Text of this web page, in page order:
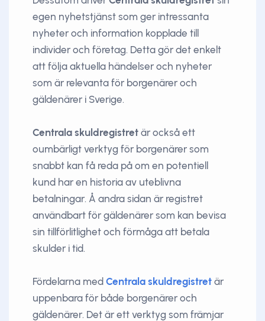
egen nyhetstjänst som ger intressanta
nyheter och information kopplade till
individer och företag. Detta gör det enkelt
att följa aktuella händelser och nyheter
som är relevanta för borgenärer och
gäldenärer i Sverige.
Centrala skuldregistret är också ett
oumbärligt verktyg för borgenärer som
snabbt kan få reda på om en potentiell
kund har en historia av uteblivna
betalningar. Å andra sidan är registret
användbart för gäldenärer som kan bevisa
sin tillförlitlighet och förmåga att betala
skulder i tid.
Fördelarna med Centrala skuldregistret är
uppenbara för både borgenärer och
gäldenärer. Det är ett verktyg som främjar